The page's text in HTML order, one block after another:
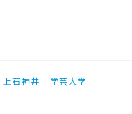
上石神井
学芸大学